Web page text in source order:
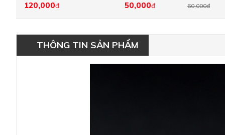
120,000đ 60,000đ
50,000đ
THÔNG TIN SẢN PHẨM